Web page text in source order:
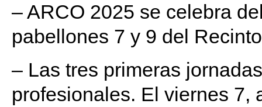
– ARCO 2025 se celebra
pabellones 7 y 9 del
– Las tres primeras
profesionales. El viernes 7,